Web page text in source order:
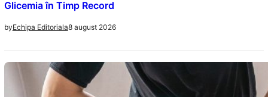
Glicemia în Timp Record
byEchipa Editoriala8 august 2026